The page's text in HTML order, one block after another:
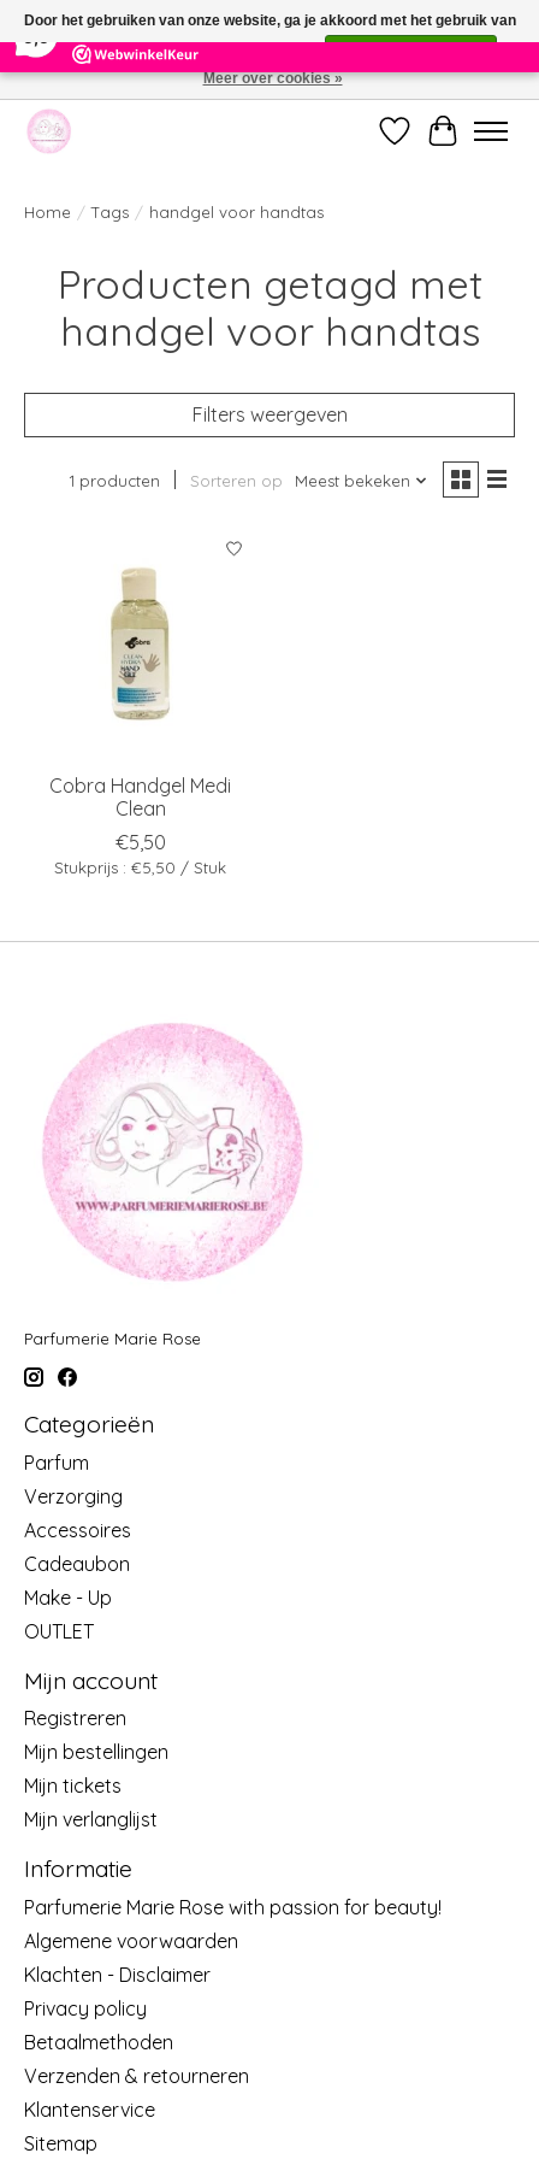
391 Reviews ×
Welkom bij de nieuwe webshop van Parfumerie Marie Rose
Verlanglijst
Home / Tags / handgel voor handtas
Producten getagd met
handgel voor handtas
Filters weergeven
1 producten Sorteren op Meest bekeken
Cobra Handgel Medi
Clean
€5,50
Stukprijs : €5,50 / Stuk
Parfumerie Marie Rose
Categorieën
Parfum
Verzorging
Accessoires
Cadeaubon
Make - Up
OUTLET
Mijn account
Registreren
Mijn bestellingen
Mijn tickets
Mijn verlanglijst
Informatie
Parfumerie Marie Rose with passion for beauty!
Algemene voorwaarden
Klachten - Disclaimer
Privacy policy
Betaalmethoden
Verzenden & retourneren
Klantenservice
Sitemap
Door het gebruiken van onze website, ga je akkoord met het gebruik van
cookies om onze website te verbeteren.
Meer over cookies »